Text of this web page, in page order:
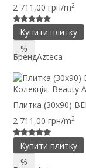
2 711,00 грн/m2
Купити плитку
%
БрендAzteca
Колекція: Beauty
Плитка (30x90)
2 711,00 грн/m2
Купити плитку
%